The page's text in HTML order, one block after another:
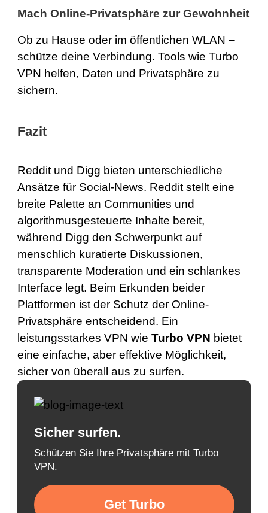
Mach Online-Privatsphäre zur Gewohnheit
Ob zu Hause oder im öffentlichen WLAN –
schütze deine Verbindung. Tools wie Turbo
VPN helfen, Daten und Privatsphäre zu
sichern.
Fazit
Reddit und Digg bieten unterschiedliche
Ansätze für Social-News. Reddit stellt eine
breite Palette an Communities und
algorithmusgesteuerte Inhalte bereit,
während Digg den Schwerpunkt auf
menschlich kuratierte Diskussionen,
transparente Moderation und ein schlankes
Interface legt. Beim Erkunden beider
Plattformen ist der Schutz der Online-
Privatsphäre entscheidend. Ein
leistungsstarkes VPN wie Turbo VPN bietet
eine einfache, aber effektive Möglichkeit,
sicher von überall aus zu surfen.
Sicher surfen.
Schützen Sie Ihre Privatsphäre mit Turbo
VPN.
Get Turbo